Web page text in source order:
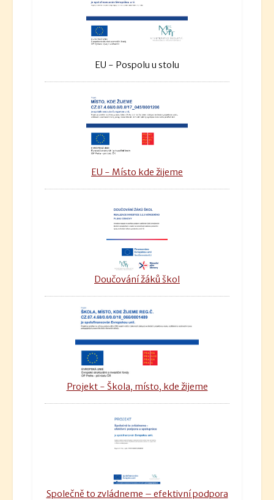
EU - Pospolu u stolu
EU - Místo kde žijeme
Doučování žáků škol
Projekt - Škola, místo, kde žijeme
Společně to zvládneme – efektivní podpora